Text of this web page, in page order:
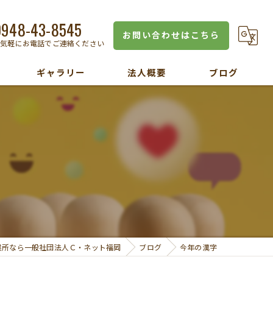
43-8545
軽にお電話でご連絡ください
お問い合わせはこちら
ギャラリー 法人概要 ブログ
所なら一般社団法人Ｃ・ネット福岡 ブログ 今年の漢字